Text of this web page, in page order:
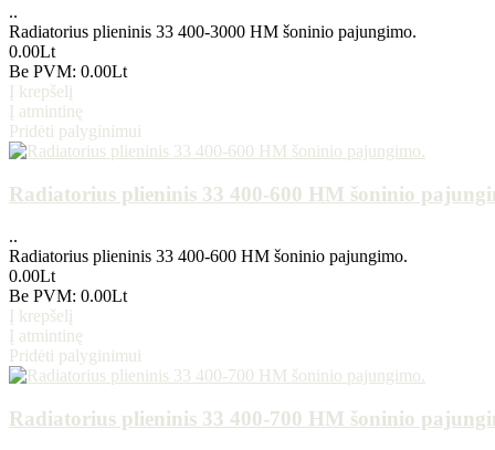
..
Radiatorius plieninis 33 400-3000 HM šoninio pajungimo.
0.00Lt
Be PVM: 0.00Lt
Į krepšelį
Į atmintinę
Pridėti palyginimui
Radiatorius plieninis 33 400-600 HM šoninio
..
Radiatorius plieninis 33 400-600 HM šoninio pajungimo.
0.00Lt
Be PVM: 0.00Lt
Į krepšelį
Į atmintinę
Pridėti palyginimui
Radiatorius plieninis 33 400-700 HM šoninio